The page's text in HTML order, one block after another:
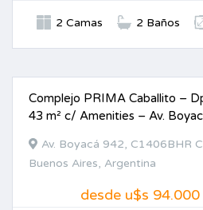
2 Camas 2 Baños
Complejo PRIMA Caballito –
43 m² c/ Amenities – Av.
Av. Boyacá 942, C1406BHR
Buenos Aires, Argentina
desde u$s